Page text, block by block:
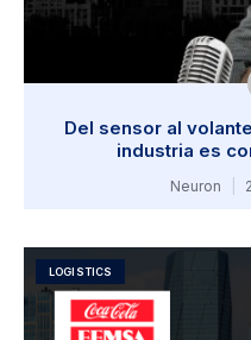
Del sensor al
industria es
Neuron
LOGISTICS